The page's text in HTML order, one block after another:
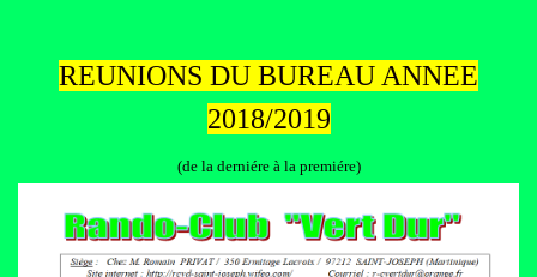
REUNIONS DU BUREAU ANNEE
2018/2019
(de la derniére à la premiére)